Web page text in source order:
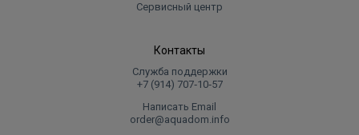
Сервисный центр
Контакты
Служба поддержки
+7 (914) 707‑10‑57
Написать Email
order@aquadom.info